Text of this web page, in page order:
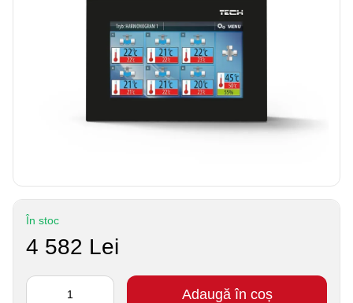
În stoc
4 582 Lei
Adaugă în coș